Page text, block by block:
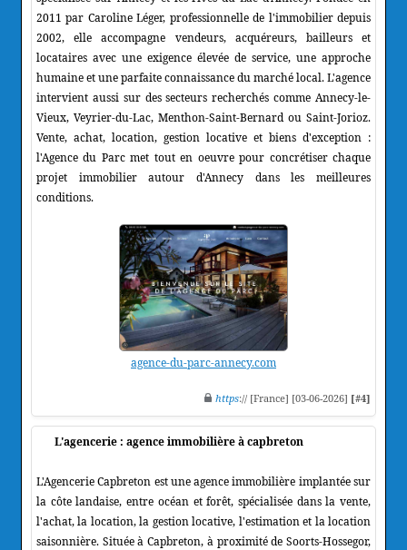
2011 par Caroline Léger, professionnelle de l'immobilier depuis
2002, elle accompagne vendeurs, acquéreurs, bailleurs et
locataires avec une exigence élevée de service, une approche
humaine et une parfaite connaissance du marché local. L'agence
intervient aussi sur des secteurs recherchés comme Annecy-le-
Vieux, Veyrier-du-Lac, Menthon-Saint-Bernard ou Saint-Jorioz.
Vente, achat, location, gestion locative et biens d'exception :
l'Agence du Parc met tout en oeuvre pour concrétiser chaque
projet immobilier autour d'Annecy dans les meilleures
conditions.
agence-du-parc-annecy.com
https:// [France] [03-06-2026] [#4]
L'agencerie : agence immobilière à capbreton
L'Agencerie Capbreton est une agence immobilière implantée sur
la côte landaise, entre océan et forêt, spécialisée dans la vente,
l'achat, la location, la gestion locative, l'estimation et la location
saisonnière. Située à Capbreton, à proximité de Soorts-Hossegor,